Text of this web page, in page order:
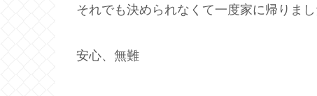
それでも決められなくて一度家に帰りまし
安心、無難